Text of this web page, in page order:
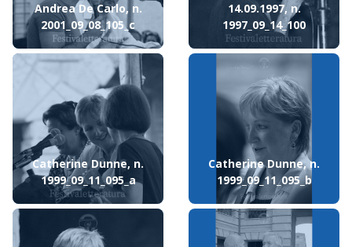
Andrea De Carlo, n.
2001_09_08_105_c
14.09.1997, n.
1997_09_14_100
Catherine Dunne, n.
1999_09_11_095_a
Catherine Dunne, n.
1999_09_11_095_b